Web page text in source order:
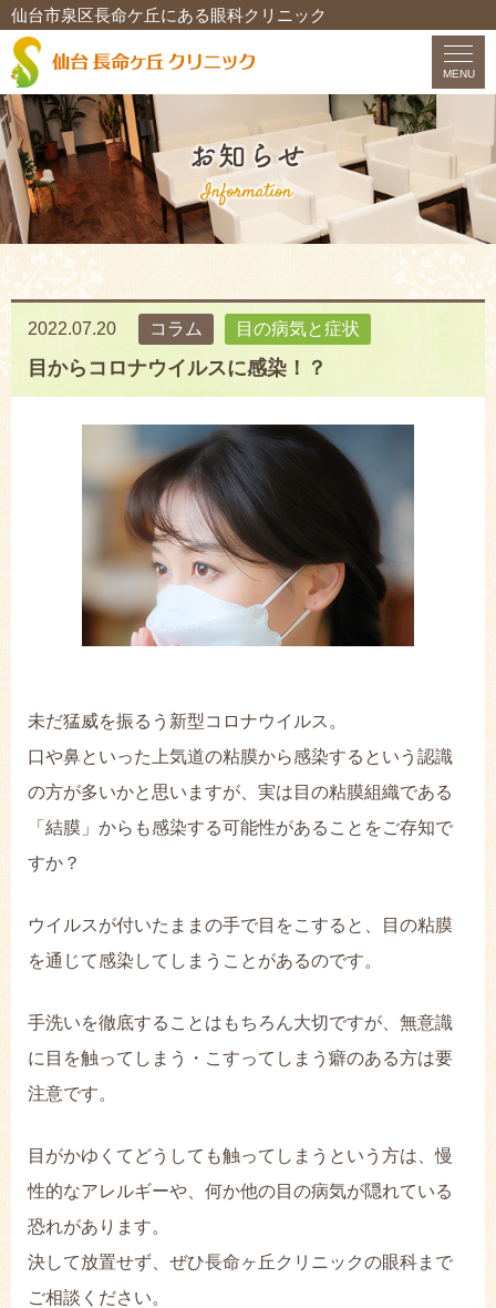
仙台市泉区長命ケ丘にある眼科クリニック
MENU
HOME
お知らせ
当院について
ドクター紹介
2022.07.20 コラム 目の病気と症状
目からコロナウイルスに感染！？
未だ猛威を振るう新型コロナウイルス。
口や鼻といった上気道の粘膜から感染するという認識
の方が多いかと思いますが、実は目の粘膜組織である
「結膜」からも感染する可能性があることをご存知で
すか？
ウイルスが付いたままの手で目をこすると、目の粘膜
を通じて感染してしまうことがあるのです。
手洗いを徹底することはもちろん大切ですが、無意識
に目を触ってしまう・こすってしまう癖のある方は要
注意です。
目がかゆくてどうしても触ってしまうという方は、慢
性的なアレルギーや、何か他の目の病気が隠れている
恐れがあります。
決して放置せず、ぜひ長命ヶ丘クリニックの眼科まで
ご相談ください。